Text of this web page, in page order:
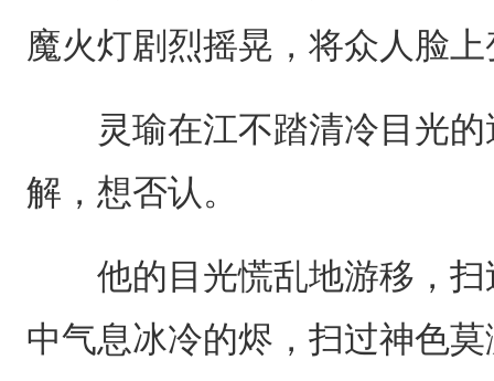
魔火灯剧烈摇晃，将众人脸
灵瑜在江不踏清冷目光的
解，想否认。
他的目光慌乱地游移，扫
中气息冰冷的烬，扫过神色